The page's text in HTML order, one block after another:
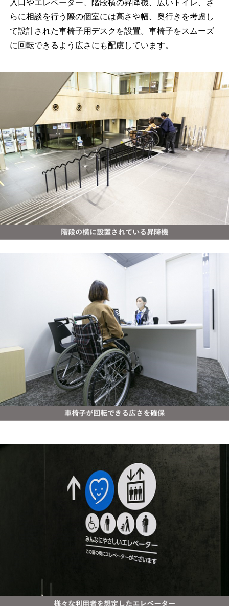
入口やエレベーター、階段横の昇降機、広いトイレ、さ
らに相談を行う際の個室には高さや幅、奥行きを考慮し
て設計された車椅子用デスクを設置。車椅子をスムーズ
に回転できるよう広さにも配慮しています。